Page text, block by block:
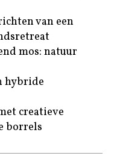
van een
mos: natuur
hybride
creatieve
borrels